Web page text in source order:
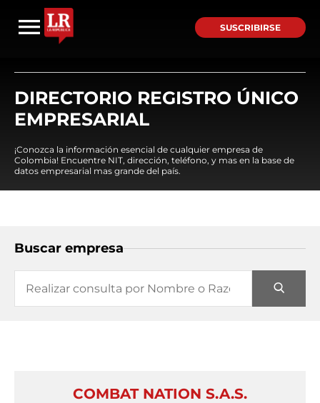
SUSCRIBIRSE
DIRECTORIO REGISTRO ÚNICO
EMPRESARIAL
¡Conozca la información esencial de cualquier empresa de
Colombia! Encuentre NIT, dirección, teléfono, y mas en la base de
datos empresarial mas grande del país.
Buscar empresa
COMBAT NATION S.A.S.